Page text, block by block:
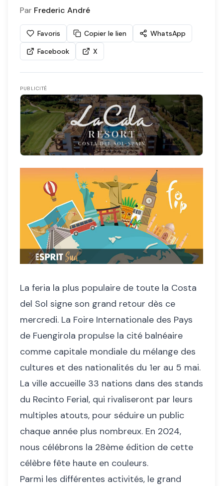
Par Frederic André
Favoris Copier le lien
WhatsApp
Facebook
X
PUBLICITÉ
La feria la plus populaire de toute la Costa
del Sol signe son grand retour dès ce
mercredi. La Foire Internationale des Pays
de Fuengirola propulse la cité balnéaire
comme capitale mondiale du mélange des
cultures et des nationalités du 1er au 5 mai.
La ville accueille 33 nations dans des stands
du Recinto Ferial, qui rivaliseront par leurs
multiples atouts, pour séduire un public
chaque année plus nombreux. En 2024,
nous célébrons la 28ème édition de cette
célèbre fête haute en couleurs.
Parmi les différentes activités, le grand